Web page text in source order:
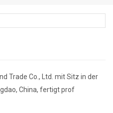
Trade Co., Ltd. mit Sitz in der
China, fertigt prof